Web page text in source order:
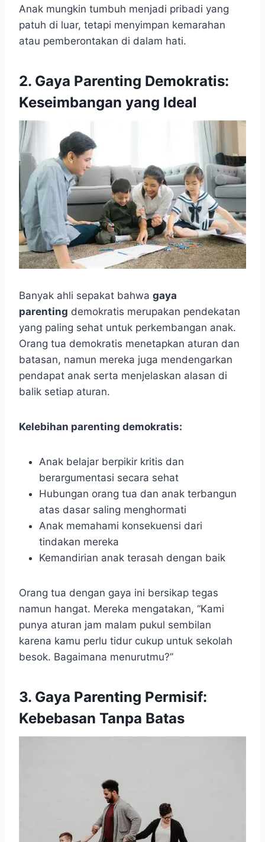
Anak mungkin tumbuh menjadi pribadi yang
patuh di luar, tetapi menyimpan kemarahan
atau pemberontakan di dalam hati.
2. Gaya Parenting Demokratis:
Keseimbangan yang Ideal
Banyak ahli sepakat bahwa gaya
parenting demokratis merupakan pendekatan
yang paling sehat untuk perkembangan anak.
Orang tua demokratis menetapkan aturan dan
batasan, namun mereka juga mendengarkan
pendapat anak serta menjelaskan alasan di
balik setiap aturan.
Kelebihan parenting demokratis:
Anak belajar berpikir kritis dan
berargumentasi secara sehat
Hubungan orang tua dan anak terbangun
atas dasar saling menghormati
Anak memahami konsekuensi dari
tindakan mereka
Kemandirian anak terasah dengan baik
Orang tua dengan gaya ini bersikap tegas
namun hangat. Mereka mengatakan, “Kami
punya aturan jam malam pukul sembilan
karena kamu perlu tidur cukup untuk sekolah
besok. Bagaimana menurutmu?”
3. Gaya Parenting Permisif:
Kebebasan Tanpa Batas